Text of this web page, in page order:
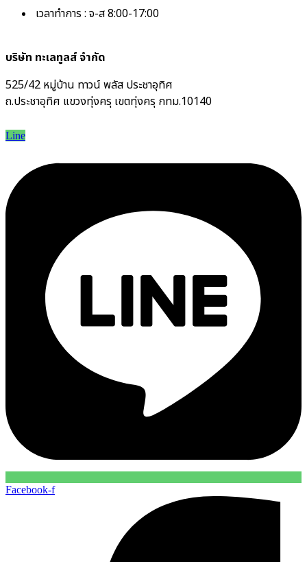
เวลาทำการ : จ-ส 8:00-17:00
บริษัท ทะเลทูลส์ จำกัด
525/42 หมู่บ้าน ทาวน์ พลัส ประชาอุทิศ
ถ.ประชาอุทิศ แขวงทุ่งครุ เขตทุ่งครุ กทม.10140
Line
Facebook-f